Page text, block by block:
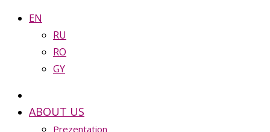
EN
RU
RO
GY
ABOUT US
Prezentation